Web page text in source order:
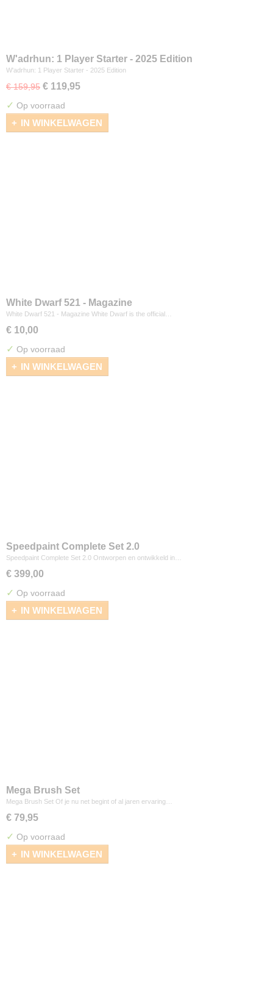
W'adrhun: 1 Player Starter - 2025 Edition
W'adrhun: 1 Player Starter - 2025 Edition
€ 159,95 € 119,95
✓ Op voorraad
IN WINKELWAGEN
White Dwarf 521 - Magazine
White Dwarf 521 - Magazine White Dwarf is the official…
€ 10,00
✓ Op voorraad
IN WINKELWAGEN
Speedpaint Complete Set 2.0
Speedpaint Complete Set 2.0 Ontworpen en ontwikkeld in…
€ 399,00
✓ Op voorraad
IN WINKELWAGEN
Mega Brush Set
Mega Brush Set Of je nu net begint of al jaren ervaring…
€ 79,95
✓ Op voorraad
IN WINKELWAGEN